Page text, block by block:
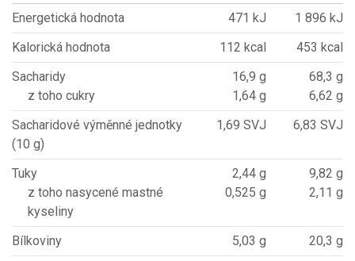
Energetická hodnota
471 kJ
1 896 kJ
Kalorická hodnota
112 kcal
453 kcal
Sacharidy
z toho cukry
16,9 g
1,64 g
68,3 g
6,62 g
Sacharidové výměnné jednotky
(10 g)
1,69 SVJ 6,83 SVJ
Tuky
z toho nasycené mastné
kyseliny
2,44 g
0,525 g
9,82 g
2,11 g
Bílkoviny 5,03 g
20,3 g